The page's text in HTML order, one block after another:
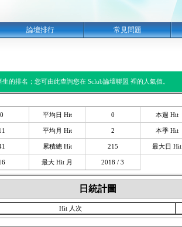
論壇排行 常見問題
的排名；您可由此查詢您在 Sclub論壇聯盟 裡的人氣值。
0 平均日 Hit 0 本週 Hit
平均月 Hit 2 本季 Hit
累積總 Hit 215 最大日 Hit
最大 Hit 月 2018 / 3
日統計圖
Hit 人次